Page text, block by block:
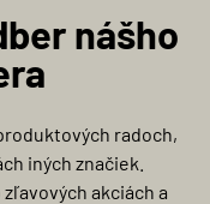
nášho
radoch,
iných značiek.
akciách a